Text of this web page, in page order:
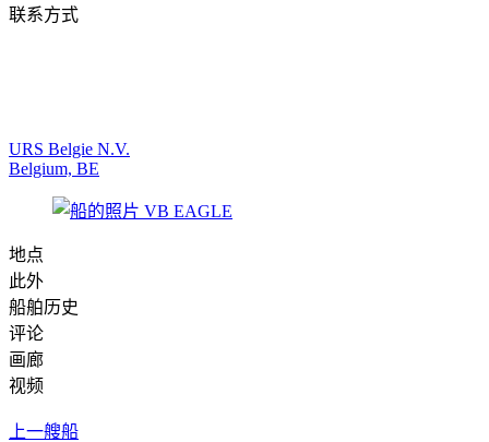
联系方式
URS Belgie N.V.
Belgium, BE
地点
此外
船舶历史
评论
画廊
视频
上一艘船